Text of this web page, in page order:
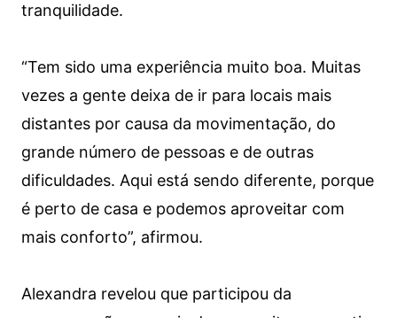
tranquilidade.
“Tem sido uma experiência muito boa. Muitas
vezes a gente deixa de ir para locais mais
distantes por causa da movimentação, do
grande número de pessoas e de outras
dificuldades. Aqui está sendo diferente, porque
é perto de casa e podemos aproveitar com
mais conforto”, afirmou.
Alexandra revelou que participou da